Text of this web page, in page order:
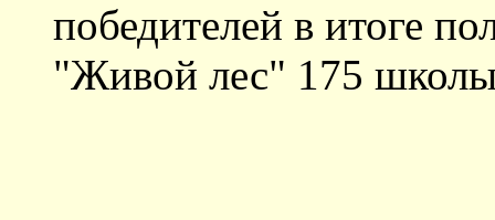
победителей в итоге
"Живой лес" 175